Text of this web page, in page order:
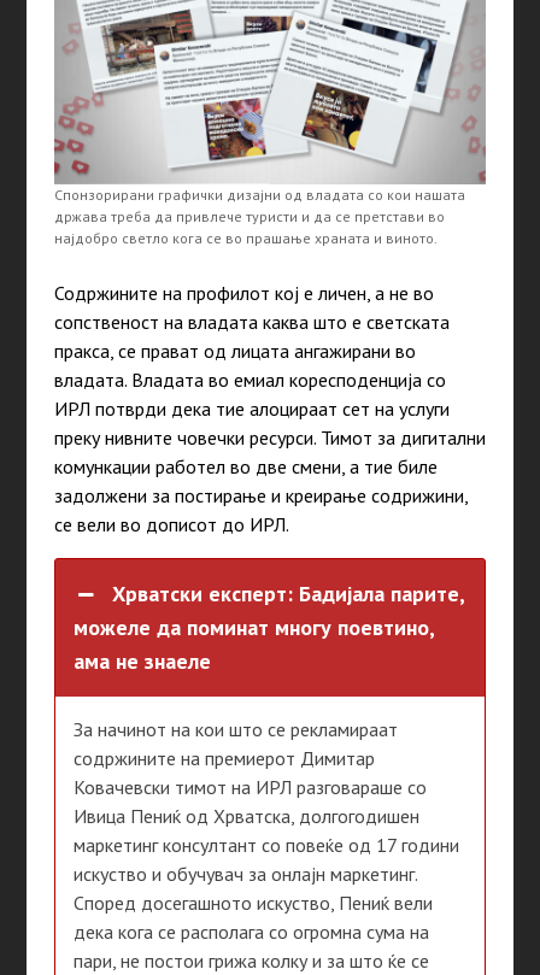
Спонзорирани графички дизајни од владата со кои нашата
држава треба да привлече туристи и да се претстави во
најдобро светло кога се во прашање храната и виното.
Содржините на профилот кој е личен, а не во
сопственост на владата каква што е светската
пракса, се прават од лицата ангажирани во
владата. Владата во емиал коресподенција со
ИРЛ потврди дека тие алоцираат сет на услуги
преку нивните човечки ресурси. Тимот за дигитални
комункации работел во две смени, а тие биле
задолжени за постирање и креирање содрижини,
се вели во дописот до ИРЛ.
Хрватски експерт: Бадијала парите,
можеле да поминат многу поевтино,
ама не знаеле
За начинот на кои што се рекламираат
содржините на премиерот Димитар
Ковачевски тимот на ИРЛ разговараше со
Ивица Пениќ од Хрватска, долгогодишен
маркетинг консултант со повеќе од 17 години
искуство и обучувач за онлајн маркетинг.
Според досегашното искуство, Пениќ вели
дека кога се располага со огромна сума на
пари, не постои грижа колку и за што ќе се